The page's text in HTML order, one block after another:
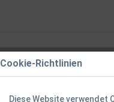
Cookie-Richtlinien
Diese Website verwendet